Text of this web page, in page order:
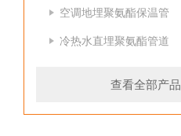
空调地埋聚氨酯保温管
冷热水直埋聚氨酯管道
查看全部产品